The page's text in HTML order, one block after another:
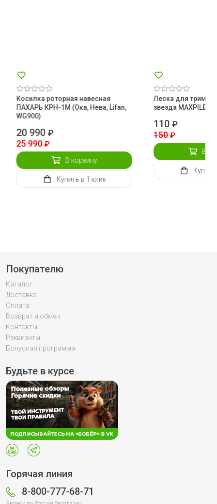
Косилка роторная навесная
ПАХАРЬ КРН-1М (Ока, Нева, Lifan,
WG900)
20 990₽
25 990 ₽
В корзину
Купить в 1 клик
Леска для
звезда MAXPILER
110 ₽
150 ₽
В
Купить
Покупателю
Каталог
Доставка
Оплата
Возврат и обмен
Контакты
Реквизиты
Бонусная программа
Будьте в курсе
Горячая линия
8-800-777-68-71